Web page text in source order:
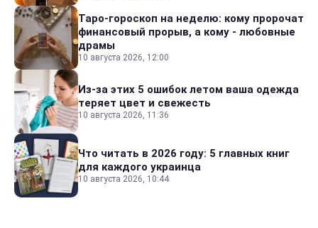
Таро-гороскоп на неделю: кому пророчат
финансовый прорыв, а кому - любовные
драмы
10 августа 2026, 12:00
Из-за этих 5 ошибок летом ваша одежда
теряет цвет и свежесть
10 августа 2026, 11:36
Что читать в 2026 году: 5 главных книг
для каждого украинца
10 августа 2026, 10:44